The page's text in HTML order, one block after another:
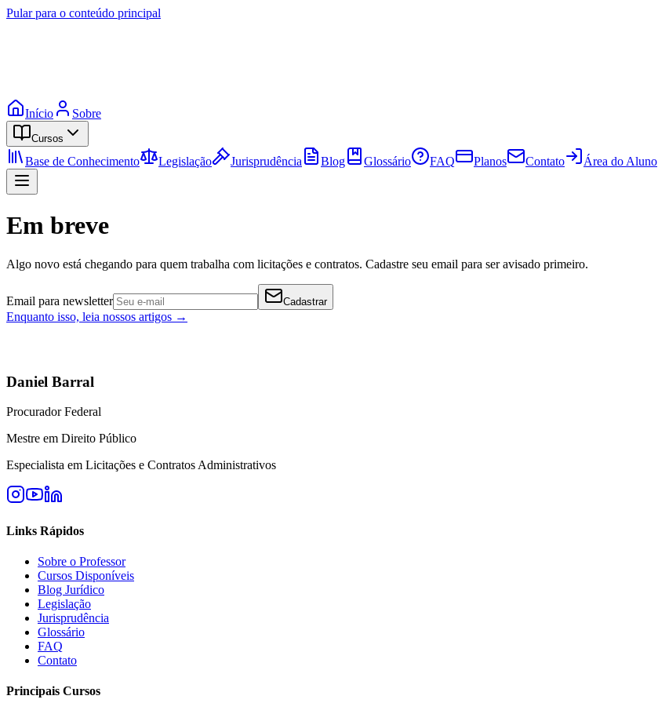
Pular para o conteúdo principal
Início Sobre
Cursos
Base de Conhecimento Legislação Jurisprudência Blog Glossário FAQ Planos Contato Área do Aluno
Em breve
Algo novo está chegando para quem trabalha com licitações e contratos. Cadastre seu email para ser avisado primeiro.
Email para newsletter Cadastrar
Enquanto isso, leia nossos artigos →
Daniel Barral
Procurador Federal
Mestre em Direito Público
Especialista em Licitações e Contratos Administrativos
Links Rápidos
Sobre o Professor
Cursos Disponíveis
Blog Jurídico
Legislação
Jurisprudência
Glossário
FAQ
Contato
Principais Cursos